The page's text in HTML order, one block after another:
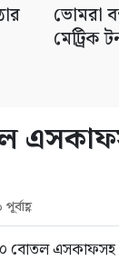
ভোমরা
মেট্রিক